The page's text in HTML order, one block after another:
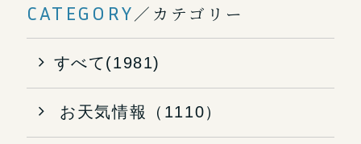
CATEGORY ／カテゴリー
すべて(1981)
お天気情報（1110）